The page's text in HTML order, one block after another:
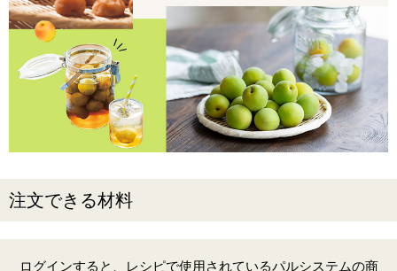
注文できる材料
ログインすると、レシピで使用されているパルシステムの商